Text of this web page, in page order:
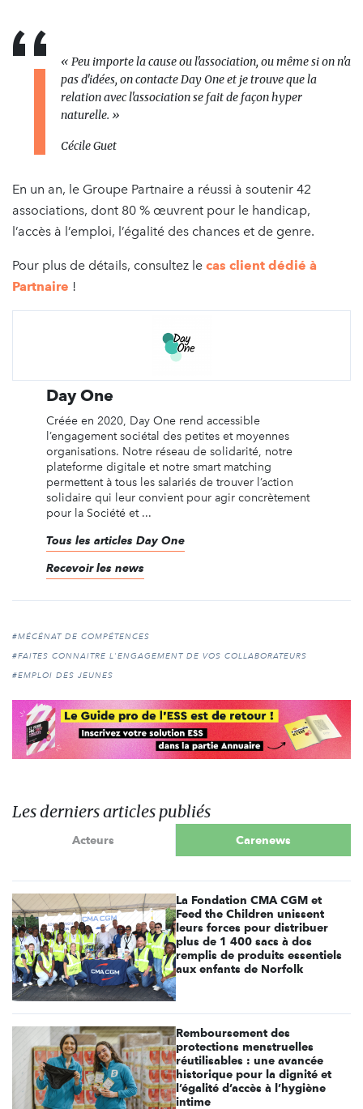
« Peu importe la cause ou l'association, ou même si on n'a
pas d'idées, on contacte Day One et je trouve que la
relation avec l'association se fait de façon hyper
naturelle. »
Cécile Guet
En un an, le Groupe Partnaire a réussi à soutenir 42
associations, dont 80 % œuvrent pour le handicap,
l’accès à l’emploi, l’égalité des chances et de genre.
Pour plus de détails, consultez le cas client dédié à
Partnaire !
Day One
Créée en 2020, Day One rend accessible
l’engagement sociétal des petites et moyennes
organisations. Notre réseau de solidarité, notre
plateforme digitale et notre smart matching
permettent à tous les salariés de trouver l’action
solidaire qui leur convient pour agir concrètement
pour la Société et ...
Tous les articles Day One
Recevoir les news
#MÉCÉNAT DE COMPÉTENCES
#FAITES CONNAITRE L'ENGAGEMENT DE VOS COLLABORATEURS
#EMPLOI DES JEUNES
Les derniers articles publiés
Acteurs Carenews
La Fondation CMA CGM et
Feed the Children unissent
leurs forces pour distribuer
plus de 1 400 sacs à dos
remplis de produits essentiels
aux enfants de Norfolk
Remboursement des
protections menstruelles
réutilisables : une avancée
historique pour la dignité et
l’égalité d’accès à l’hygiène
intime